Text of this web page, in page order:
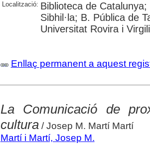
Localització: Biblioteca de
Sibhil·la; B. Pública de
Universitat Rovira i Virgili
Enllaç permanent a aquest
La Comunicació de
cultura/ Josep M. Martí Martí
Martí i Martí, Josep M.